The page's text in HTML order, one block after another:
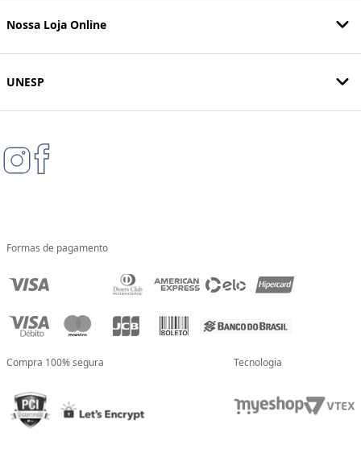
Nossa Loja Online
UNESP
Formas de pagamento
Compra 100% segura Tecnologia